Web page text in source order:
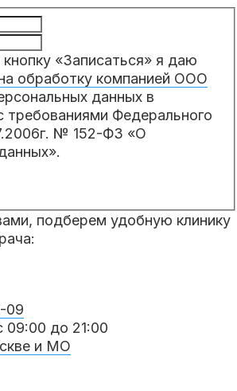
«Записаться» я даю
обработку компанией ООО
данных в
требованиями Федерального
№ 152-ФЗ «О
подберем удобную клинику
09
до 21:00
и МО